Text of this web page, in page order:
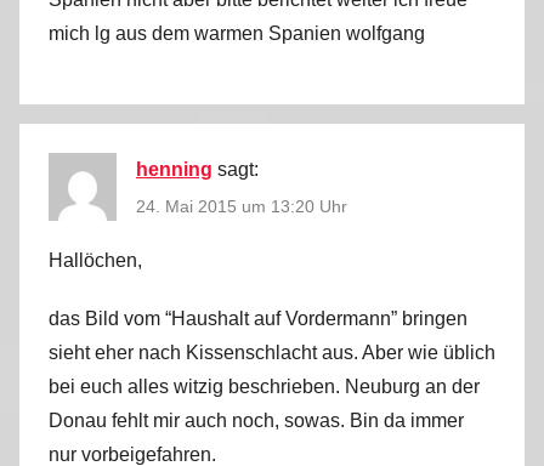
mich lg aus dem warmen Spanien wolfgang
henning sagt:
24. Mai 2015 um 13:20 Uhr
Hallöchen,
das Bild vom “Haushalt auf Vordermann” bringen
sieht eher nach Kissenschlacht aus. Aber wie üblich
bei euch alles witzig beschrieben. Neuburg an der
Donau fehlt mir auch noch, sowas. Bin da immer
nur vorbeigefahren.